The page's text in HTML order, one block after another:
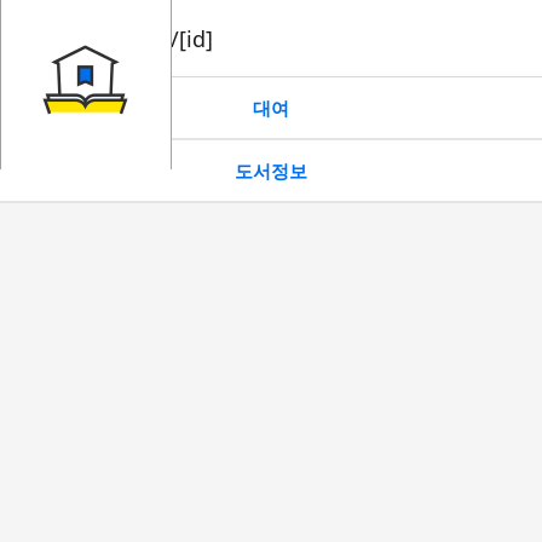
book/rent/[id]
대여
도서정보